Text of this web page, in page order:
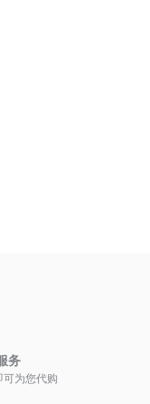
务
为您代购